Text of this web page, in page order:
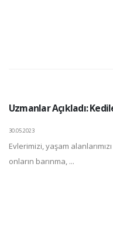
Uzmanlar Açıkladı:
30.05.2023
Evlerimizi, yaşam
onların barınma, ...